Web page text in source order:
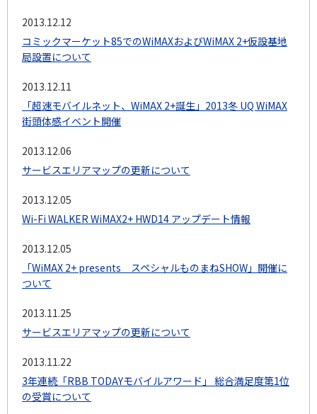
2013.12.12
コミックマーケット85でのWiMAXおよびWiMAX 2+仮設基地
局設置について
2013.12.11
「超速モバイルネット、WiMAX 2+誕生」2013冬 UQ WiMAX
街頭体感イベント開催
2013.12.06
サービスエリアマップの更新について
2013.12.05
Wi-Fi WALKER WiMAX2+ HWD14 アップデート情報
2013.12.05
「WiMAX 2+ presents スペシャルものまねSHOW」開催に
ついて
2013.11.25
サービスエリアマップの更新について
2013.11.22
3年連続「RBB TODAYモバイルアワード」 総合満足度第1位
の受賞について